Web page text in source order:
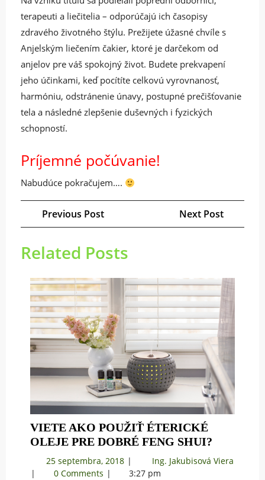
terapeuti a liečitelia – odporúčajú ich časopisy
zdravého životného štýlu. Prežijete úžasné chvíle s
Anjelským liečením čakier, ktoré je darčekom od
anjelov pre váš spokojný život. Budete prekvapení
jeho účinkami, keď pocítíte celkovú vyrovnanosť,
harmóniu, odstránenie únavy, postupné prečišťovanie
tela a následné zlepšenie duševných i fyzických
schopností.
Príjemné počúvanie!
Nabudúce pokračujem….
Navigácia
v
článku
Previous PostPrevious
Post
Next Post
Post
Related Posts
VIETE AKO POUŽIŤ ÉTERICKÉ
OLEJE PRE DOBRÉ FENG SHUI?
AKO
POUŽIŤ
25 septembra, 2018 25
septembra,
Ing. Jakubisová Viera
Viete
0 Comments 3:27 pm